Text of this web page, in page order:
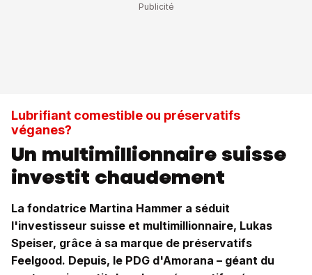
Lubrifiant comestible ou préservatifs
véganes?
Un multimillionnaire suisse
investit chaudement
La fondatrice Martina Hammer a séduit
l'investisseur suisse et multimillionnaire, Lukas
Speiser, grâce à sa marque de préservatifs
Feelgood. Depuis, le PDG d'Amorana – géant du